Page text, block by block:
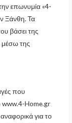
επωνυμία «4-
Ξάνθη. Τα
βάσει της
μέσω της
που
www.4-Home.gr
για το